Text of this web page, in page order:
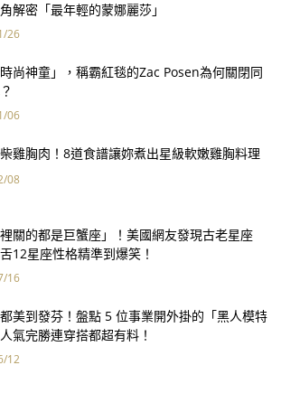
解密「最年輕的蒙娜麗莎」
26
尚神童」，稱霸紅毯的Zac Posen為何關閉同
06
雞胸肉！8道食譜讓妳煮出星級軟嫩雞胸料理
08
裡關的都是巨蟹座」！美國網友發現古老星座
12星座性格精準到爆笑！
16
美到發芬！盤點 5 位事業開外掛的「黑人模特
氣完勝連穿搭都超有料！
12